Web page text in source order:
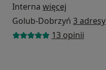
Interna więcej
Golub-Dobrzyń 3 adresy
13 opinii